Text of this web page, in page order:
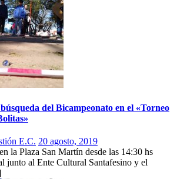
del Bicampeonato en el «Torneo
E.C. 20 agosto, 2019
la Plaza San Martín desde las 14:30 hs
junto al Ente Cultural Santafesino y el